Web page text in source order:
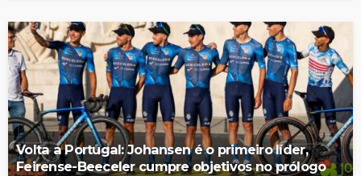
Volta a Portugal: Johansen é o primeiro líder,
Feirense-Beeceler cumpre objetivos no prólogo